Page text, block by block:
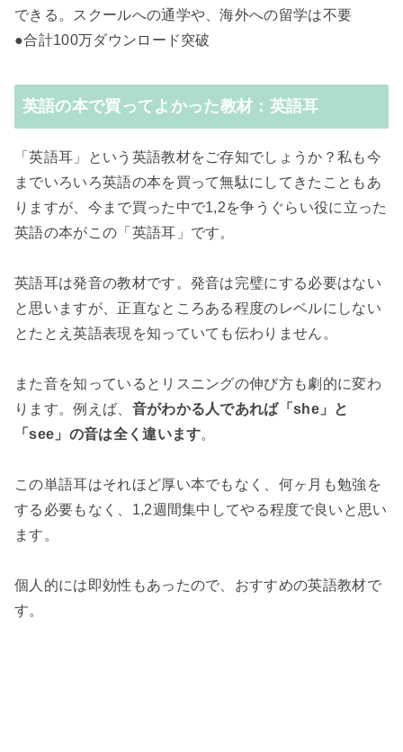
できる。スクールへの通学や、海外への留学は不要
●合計100万ダウンロード突破
英語の本で買ってよかった教材：英語耳
「英語耳」という英語教材をご存知でしょうか？私も今
までいろいろ英語の本を買って無駄にしてきたこともあ
りますが、今まで買った中で1,2を争うぐらい役に立った
英語の本がこの「英語耳」です。
英語耳は発音の教材です。発音は完璧にする必要はない
と思いますが、正直なところある程度のレベルにしない
とたとえ英語表現を知っていても伝わりません。
また音を知っているとリスニングの伸び方も劇的に変わ
ります。例えば、 音がわかる人であれば「she」と
「see」の音は全く違います。
この単語耳はそれほど厚い本でもなく、何ヶ月も勉強を
する必要もなく、1,2週間集中してやる程度で良いと思い
ます。
個人的には即効性もあったので、おすすめの英語教材で
す。